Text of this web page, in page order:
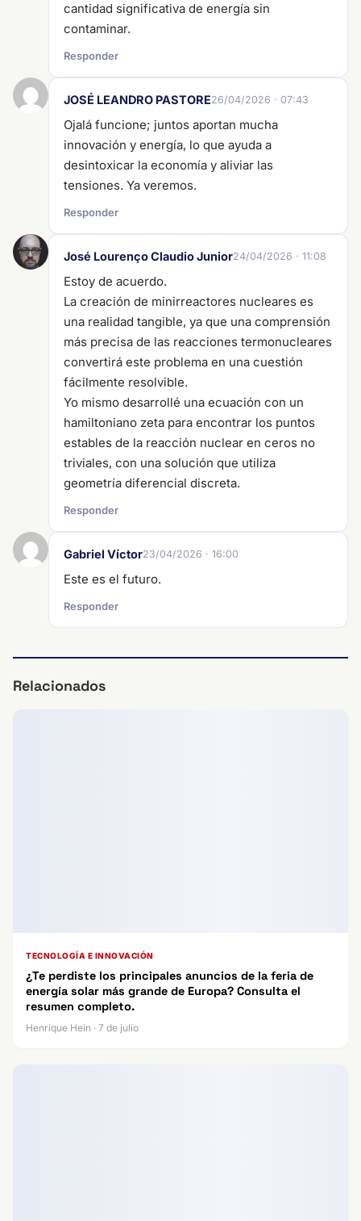
cantidad significativa de energía sin
contaminar.
Responder
JOSÉ LEANDRO PASTORE26/04/2026 · 07:43
Ojalá funcione; juntos aportan mucha
innovación y energía, lo que ayuda a
desintoxicar la economía y aliviar las
tensiones. Ya veremos.
Responder
José Lourenço Claudio Junior24/04/2026 · 11:08
Estoy de acuerdo.
La creación de minirreactores nucleares es
una realidad tangible, ya que una comprensión
más precisa de las reacciones termonucleares
convertirá este problema en una cuestión
fácilmente resolvible.
Yo mismo desarrollé una ecuación con un
hamiltoniano zeta para encontrar los puntos
estables de la reacción nuclear en ceros no
triviales, con una solución que utiliza
geometría diferencial discreta.
Responder
Gabriel Víctor23/04/2026 · 16:00
Este es el futuro.
Responder
Relacionados
TECNOLOGÍA E INNOVACIÓN
¿Te perdiste los principales anuncios de la feria de
energía solar más grande de Europa? Consulta el
resumen completo.
Henrique Hein · 7 de julio